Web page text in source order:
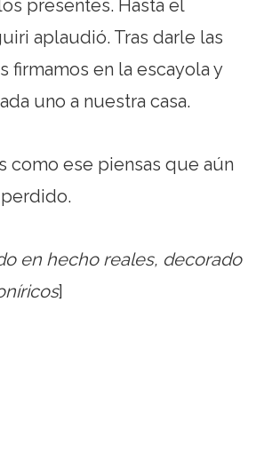
presentes. Hasta el
aplaudió. Tras darle las
firmamos en la escayola y
uno a nuestra casa.
como ese piensas que aún
en hecho reales, decorado
]